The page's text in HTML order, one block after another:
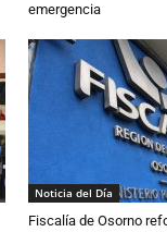
emergencia
Noticia del Día
Fiscalía de Osorno